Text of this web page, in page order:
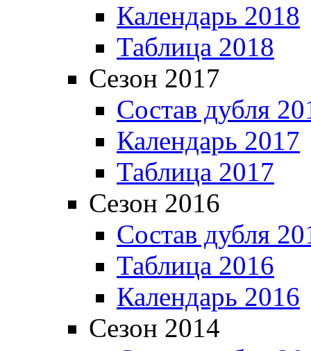
Календарь 2018
Таблица 2018
Сезон 2017
Состав дубля
Календарь 2017
Таблица 2017
Сезон 2016
Состав дубля
Таблица 2016
Календарь 2016
Сезон 2014